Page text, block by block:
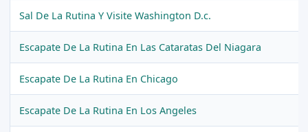
Sal De La Rutina Y Visite Washington D.c.
Escapate De La Rutina En Las Cataratas Del Niagara
Escapate De La Rutina En Chicago
Escapate De La Rutina En Los Angeles